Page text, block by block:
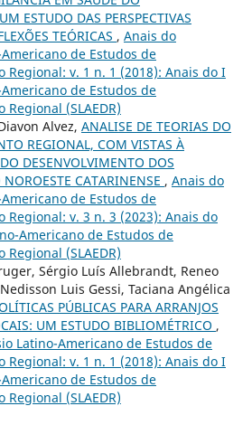
ESTUDO DAS PERSPECTIVAS
TEÓRICAS , Anais do
de Estudos de
Regional: v. 1 n. 1 (2018): Anais do I
de Estudos de
Regional (SLAEDR)
Alvez, ANALISE DE TEORIAS DO
REGIONAL, COM VISTAS À
DESENVOLVIMENTO DOS
CATARINENSE , Anais do
de Estudos de
Regional: v. 3 n. 3 (2023): Anais do
Americano de Estudos de
Regional (SLAEDR)
Sérgio Luís Allebrandt, Reneo
Luis Gessi, Taciana Angélica
PÚBLICAS PARA ARRANJOS
UM ESTUDO BIBLIOMÉTRICO ,
Latino-Americano de Estudos de
Regional: v. 1 n. 1 (2018): Anais do I
de Estudos de
Regional (SLAEDR)